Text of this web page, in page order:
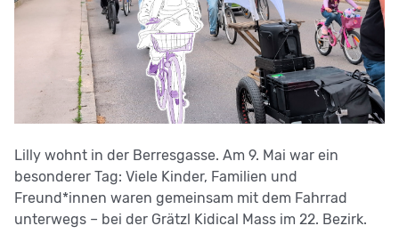
Lilly wohnt in der Berresgasse. Am 9. Mai war ein
besonderer Tag: Viele Kinder, Familien und
Freund*innen waren gemeinsam mit dem Fahrrad
unterwegs – bei der Grätzl Kidical Mass im 22. Bezirk.